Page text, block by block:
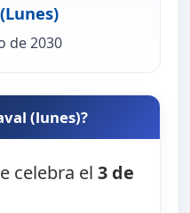
de 2030
(lunes)?
celebra el3 de